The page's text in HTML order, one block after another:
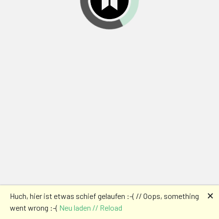
Huch, hier ist etwas schief gelaufen :-( // Oops, something
went wrong :-( Neu laden // Reload
🗙